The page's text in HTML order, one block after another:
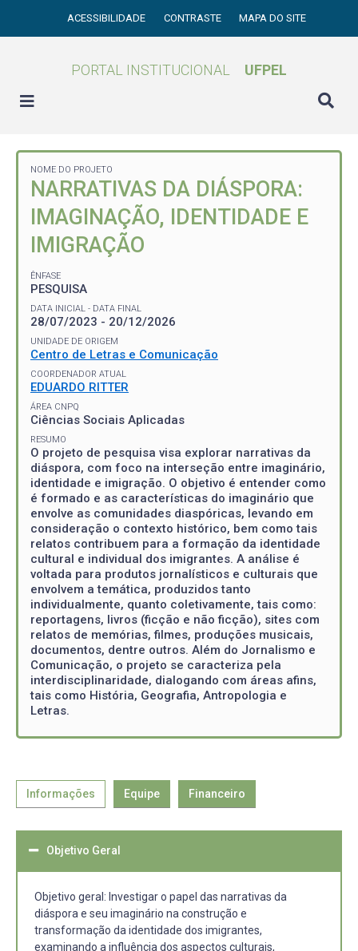
ACESSIBILIDADE CONTRASTE MAPA DO SITE
PORTAL INSTITUCIONAL UFPEL
NOME DO PROJETO
NARRATIVAS DA DIÁSPORA:
IMAGINAÇÃO, IDENTIDADE E
IMIGRAÇÃO
ÊNFASE
PESQUISA
DATA INICIAL - DATA FINAL
28/07/2023 - 20/12/2026
UNIDADE DE ORIGEM
Centro de Letras e Comunicação
COORDENADOR ATUAL
EDUARDO RITTER
ÁREA CNPQ
Ciências Sociais Aplicadas
RESUMO
O projeto de pesquisa visa explorar narrativas da
diáspora, com foco na interseção entre imaginário,
identidade e imigração. O objetivo é entender como
é formado e as características do imaginário que
envolve as comunidades diaspóricas, levando em
consideração o contexto histórico, bem como tais
relatos contribuem para a formação da identidade
cultural e individual dos imigrantes. A análise é
voltada para produtos jornalísticos e culturais que
envolvem a temática, produzidos tanto
individualmente, quanto coletivamente, tais como:
reportagens, livros (ficção e não ficção), sites com
relatos de memórias, filmes, produções musicais,
documentos, dentre outros. Além do Jornalismo e
Comunicação, o projeto se caracteriza pela
interdisciplinaridade, dialogando com áreas afins,
tais como História, Geografia, Antropologia e
Letras.
Informações Equipe Financeiro
Objetivo Geral
Objetivo geral: Investigar o papel das narrativas da
diáspora e seu imaginário na construção e
transformação da identidade dos imigrantes,
examinando a influência dos aspectos culturais,